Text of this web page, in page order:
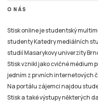
O NÁS
Stisk online je studentský
studenty Katedry mediálních
studií Masarykovy univerzity
Stisk vznikl jako cvičné médium
jedním z prvních internetových
Na portálu zájemci najdou
Stisk a také výstupy některých